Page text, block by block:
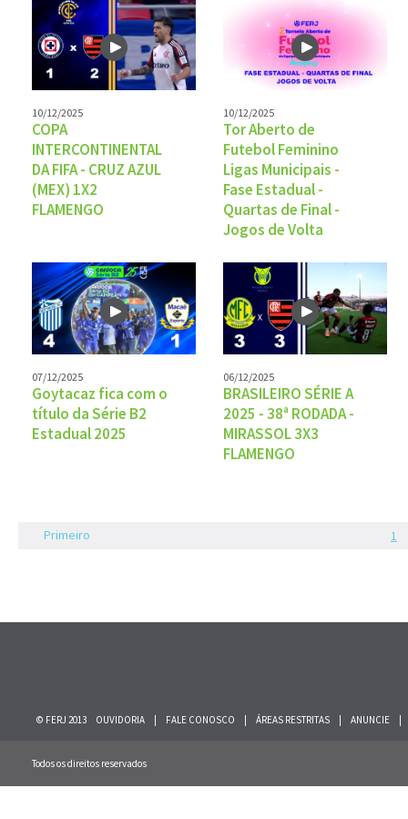
10/12/2025
COPA
INTERCONTINENTAL
DA FIFA - CRUZ AZUL
(MEX) 1X2
FLAMENGO
10/12/2025
Tor Aberto de
Futebol Feminino
Ligas Municipais -
Fase Estadual -
Quartas de Final -
Jogos de Volta
07/12/2025
Goytacaz fica com o
título da Série B2
Estadual 2025
06/12/2025
BRASILEIRO SÉRIE A
2025 - 38ª RODADA -
MIRASSOL 3X3
FLAMENGO
Primeiro 1
© FERJ 2013 OUVIDORIA FALE CONOSCO ÁREAS RESTRITAS ANUNCIE
Todos os direitos reservados